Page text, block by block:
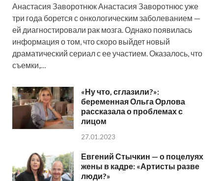
Анастасия Заворотнюк Анастасия Заворотнюс уже
три года борется с онкологическим заболеванием —
ей диагностировали рак мозга. Однако появилась
информация о том, что скоро выйдет новый
драматический сериал с ее участием. Оказалось, что
съемки,…
«Ну что, сглазили?»:
беременная Ольга Орлова
рассказала о проблемах с
лицом
27.01.2023
Евгений Стычкин — о поцелуях
жены в кадре: «Артисты разве
люди?»